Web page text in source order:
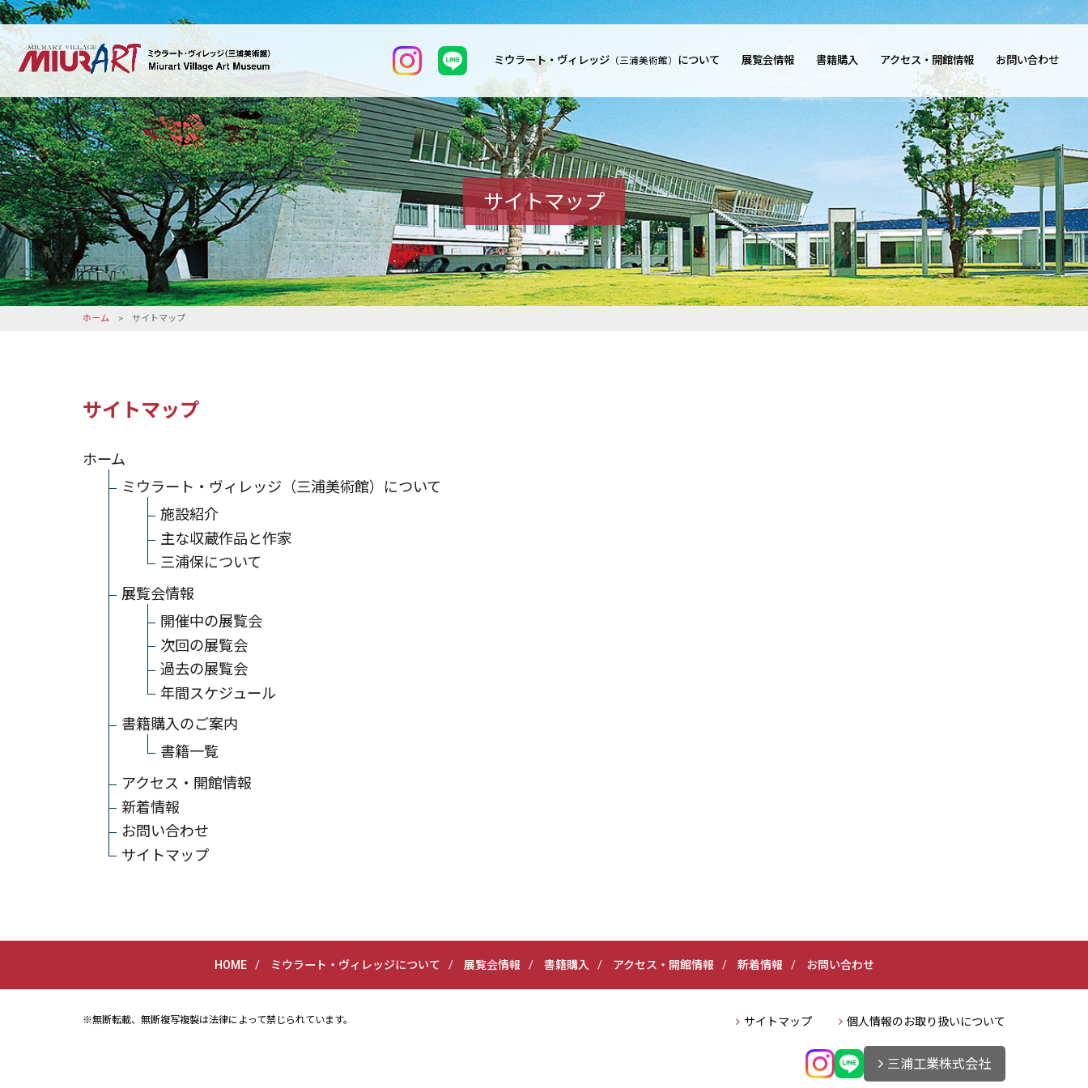
ミウラート・ヴィレッジ （三浦美術館） について 展覧会情報 書籍購入 アクセス・開館情報 お問い合わせ
サイトマップ
ホーム > サイトマップ
サイトマップ
ホーム
ミウラート・ヴィレッジ（三浦美術館）について
施設紹介
主な収蔵作品と作家
三浦保について
展覧会情報
開催中の展覧会
次回の展覧会
過去の展覧会
年間スケジュール
書籍購入のご案内
書籍一覧
アクセス・開館情報
新着情報
お問い合わせ
サイトマップ
HOME ミウラート・ヴィレッジについて 展覧会情報 書籍購入 アクセス・開館情報 新着情報 お問い合わせ
※無断転載、無断複写複製は法律によって禁じられています。 サイトマップ 個人情報のお取り扱いについて
三浦工業株式会社